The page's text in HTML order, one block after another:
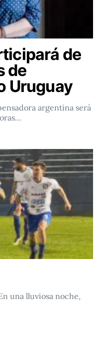
de
de
Uruguay
argentina será
una lluviosa noche,